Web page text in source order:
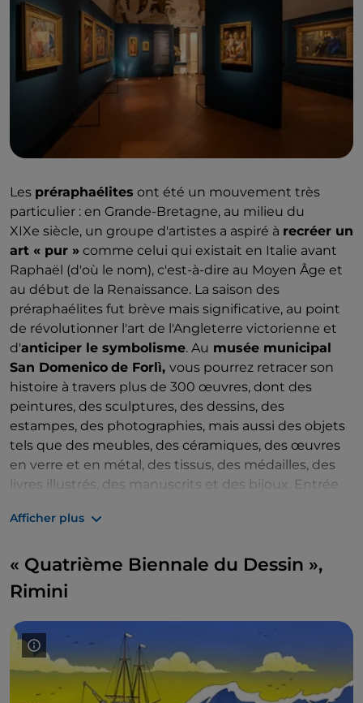
Les préraphaélites ont été un mouvement très
particulier : en Grande-Bretagne, au milieu du
XIXe siècle, un groupe d'artistes a aspiré à recréer un
art « pur » comme celui qui existait en Italie avant
Raphaël (d'où le nom), c'est-à-dire au Moyen Âge et
au début de la Renaissance. La saison des
préraphaélites fut brève mais significative, au point
de révolutionner l'art de l'Angleterre victorienne et
d'anticiper le symbolisme. Au musée municipal
San Domenico de Forlì, vous pourrez retracer son
histoire à travers plus de 300 œuvres, dont des
peintures, des sculptures, des dessins, des
estampes, des photographies, mais aussi des objets
tels que des meubles, des céramiques, des œuvres
en verre et en métal, des tissus, des médailles, des
livres illustrés, des manuscrits et des bijoux. Entrée
Afficher plus
« Quatrième Biennale du Dessin »,
Rimini